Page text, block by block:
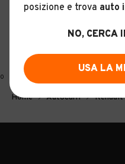
0
Home Autocarri Renault
posizione e trova auto
NO, CERCA
USA LA